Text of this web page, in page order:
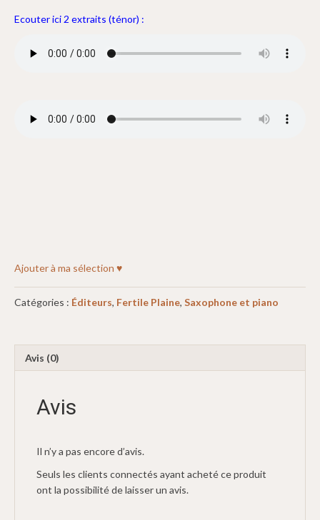
Ecouter ici 2 extraits (ténor) :
Ajouter à ma sélection ♥
Catégories : Éditeurs, Fertile Plaine, Saxophone et piano
Avis (0)
Avis
Il n’y a pas encore d’avis.
Seuls les clients connectés ayant acheté ce produit
ont la possibilité de laisser un avis.